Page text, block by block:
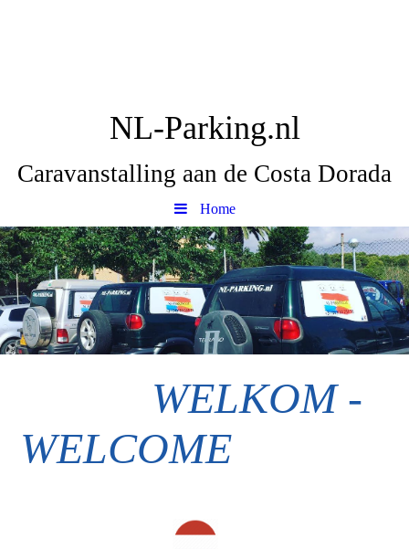
NL-Parking.nl
Caravanstalling aan de Costa Dorada
Home
WELKOM -
WELCOME